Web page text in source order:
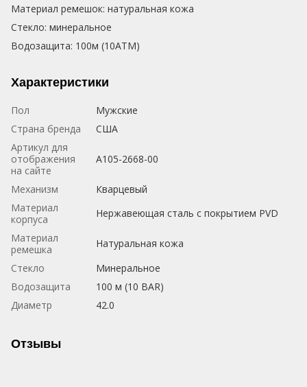
Материал ремешок: натуральная кожа
Стекло: минеральное
Водозащита: 100м (10АТМ)
Характеристики
Пол
Мужские
Страна бренда
США
Артикул для
отображения
на сайте
A105-2668-00
Механизм
Кварцевый
Материал
корпуса
Нержавеющая сталь с покрытием PVD
Материал
ремешка
Натуральная кожа
Стекло
Минеральное
Водозащита
100 м (10 BAR)
Диаметр
42.0
Отзывы